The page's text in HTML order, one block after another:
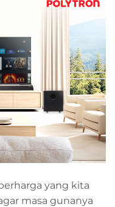
yang kita
masa gunanya